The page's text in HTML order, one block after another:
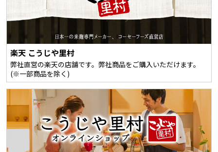
楽天 こうじや里村
弊社直営の楽天の店舗です。弊社商品をご購入いただけます。
(※一部商品を除く)